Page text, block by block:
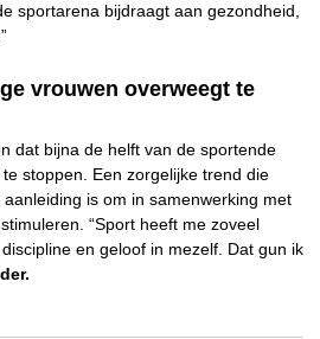
sportarena bijdraagt aan gezondheid,
vrouwen overweegt te
dat bijna de helft van de sportende
stoppen. Een zorgelijke trend die
is om in samenwerking met
“Sport heeft me zoveel
en geloof in mezelf. Dat gun ik